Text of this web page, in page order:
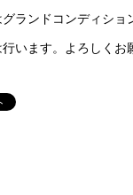
ランドコンディショ
います。よろしくお